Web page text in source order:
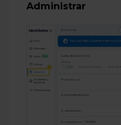
Administrar